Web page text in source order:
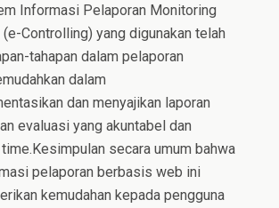
Informasi Pelaporan Monitoring
(e-Controlling) yang digunakan telah
tahapan dalam pelaporan
dalam
dan menyajikan laporan
evaluasi yang akuntabel dan
secara umum bahwa
pelaporan berbasis web ini
kemudahan kepada pengguna